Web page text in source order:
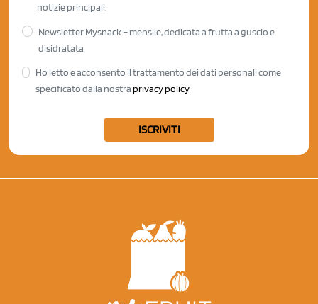
notizie principali.
Newsletter Mysnack – mensile, dedicata a frutta a guscio e
disidratata
Ho letto e acconsento il trattamento dei dati personali come
specificato dalla nostra privacy policy
ISCRIVITI